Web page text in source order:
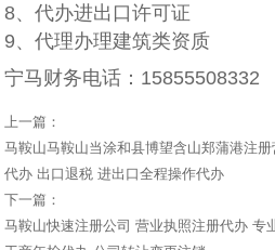
8、代办进出口许可证
9、代理办理建筑类资质
宁马财务电话：15855508332
上一篇：
马鞍山马鞍山当涂和县博望含山郑蒲港注
代办 出口退税 进出口全程操作代办
下一篇：
马鞍山快速注册公司 营业执照注册代办 专